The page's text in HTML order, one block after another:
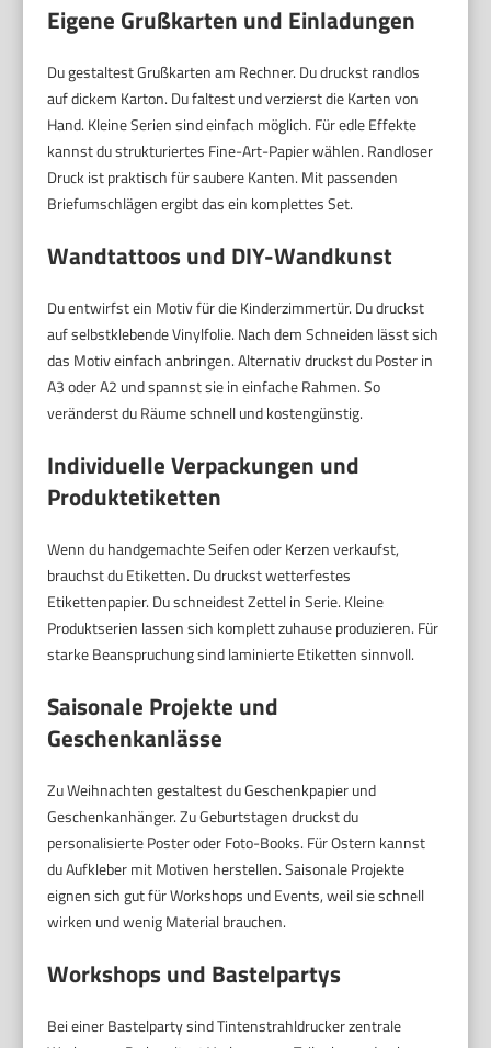
Eigene Grußkarten und Einladungen
Du gestaltest Grußkarten am Rechner. Du druckst randlos
auf dickem Karton. Du faltest und verzierst die Karten von
Hand. Kleine Serien sind einfach möglich. Für edle Effekte
kannst du strukturiertes Fine-Art-Papier wählen. Randloser
Druck ist praktisch für saubere Kanten. Mit passenden
Briefumschlägen ergibt das ein komplettes Set.
Wandtattoos und DIY-Wandkunst
Du entwirfst ein Motiv für die Kinderzimmertür. Du druckst
auf selbstklebende Vinylfolie. Nach dem Schneiden lässt sich
das Motiv einfach anbringen. Alternativ druckst du Poster in
A3 oder A2 und spannst sie in einfache Rahmen. So
veränderst du Räume schnell und kostengünstig.
Individuelle Verpackungen und
Produktetiketten
Wenn du handgemachte Seifen oder Kerzen verkaufst,
brauchst du Etiketten. Du druckst wetterfestes
Etikettenpapier. Du schneidest Zettel in Serie. Kleine
Produktserien lassen sich komplett zuhause produzieren. Für
starke Beanspruchung sind laminierte Etiketten sinnvoll.
Saisonale Projekte und
Geschenkanlässe
Zu Weihnachten gestaltest du Geschenkpapier und
Geschenkanhänger. Zu Geburtstagen druckst du
personalisierte Poster oder Foto-Books. Für Ostern kannst
du Aufkleber mit Motiven herstellen. Saisonale Projekte
eignen sich gut für Workshops und Events, weil sie schnell
wirken und wenig Material brauchen.
Workshops und Bastelpartys
Bei einer Bastelparty sind Tintenstrahldrucker zentrale